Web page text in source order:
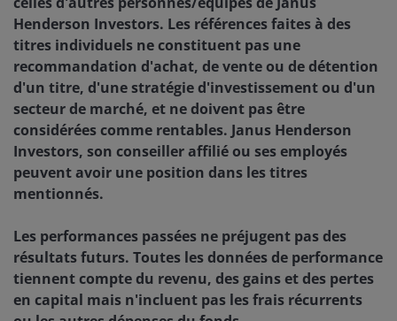
Henderson Investors. Les références faites à des
titres individuels ne constituent pas une
recommandation d'achat, de vente ou de détention
d'un titre, d'une stratégie d'investissement ou d'un
secteur de marché, et ne doivent pas être
considérées comme rentables. Janus Henderson
Investors, son conseiller affilié ou ses employés
peuvent avoir une position dans les titres
mentionnés.
Les performances passées ne préjugent pas des
résultats futurs. Toutes les données de performance
tiennent compte du revenu, des gains et des pertes
en capital mais n'incluent pas les frais récurrents